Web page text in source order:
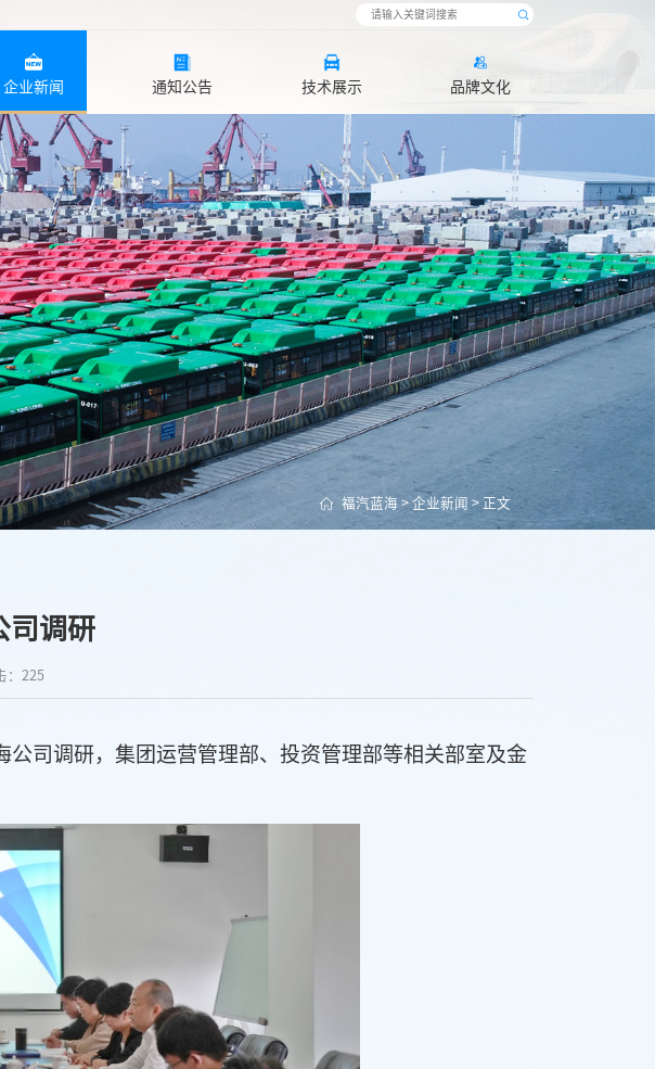
企业新闻 通知公告 技术展示 品牌文化
福汽蓝海 >企业新闻 > 正文
司调研
： 225
司调研，集团运营管理部、投资管理部等相关部室及金